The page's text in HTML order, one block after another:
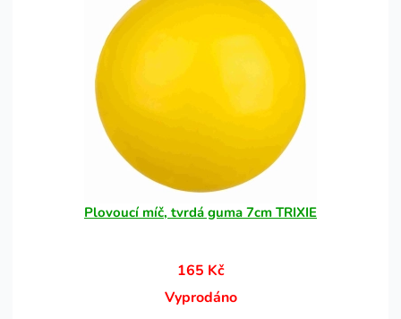
Plovoucí míč, tvrdá guma 7cm TRIXIE
165 Kč
Vyprodáno